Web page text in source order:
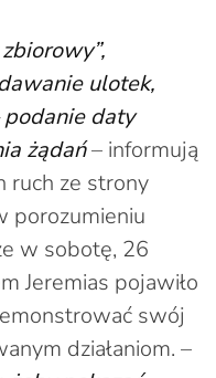
ulotek,
podanie daty
żądań– informują
ruch ze strony
porozumieniu
w sobotę, 26
Jeremias pojawiło
swój
działaniom. –